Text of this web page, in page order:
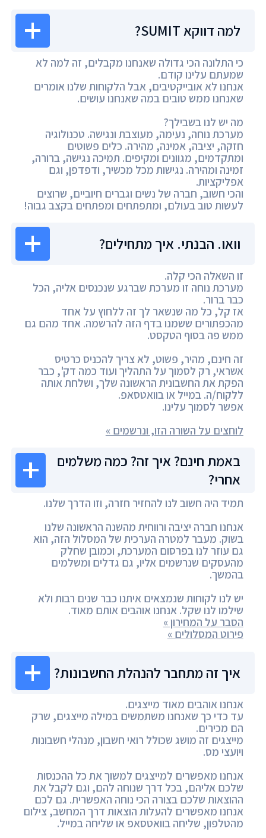
למה דווקא SUMIT?
כי התלונה הכי גדולה שאנחנו מקבלים, זה למה לא
שמעתם עלינו קודם.
אנחנו לא אובייקטיבים, אבל הלקוחות שלנו אומרים
שאנחנו ממש טובים במה שאנחנו עושים.
מה יש לנו בשבילך?
מערכת נוחה, נעימה, מעוצבת ונגישה. טכנולוגיה
חזקה, יציבה, אמינה, מהירה. כלים פשוטים
ומתקדמים, מגוונים ומקיפים. תמיכה נגישה, ברורה,
זמינה ומהירה. נגישות מכל מכשיר, ודפדפן, וגם
אפליקציות.
והכי חשוב, חברה של נשים וגברים חיוביים, שרוצים
לעשות טוב בעולם, ומתפתחים ומפתחים בקצב גבוה!
וואו. הבנתי. איך מתחילים?
זו השאלה הכי קלה.
מערכת נוחה זו מערכת שברגע שנכנסים אליה, הכל
כבר ברור.
אז קל, כל מה שנשאר לך זה ללחוץ על אחד
מהכפתורים ששמנו בדף הזה להרשמה. אחד מהם גם
ממש פה בסוף הטקסט.
זה חינם, מהיר, פשוט, לא צריך להכניס כרטיס
אשראי, רק לסמוך על התהליך ועוד כמה דק', כבר
הפקת את החשבונית הראשונה שלך, ושלחת אותה
ללקוח/ה. במייל או בוואטסאפ.
אפשר לסמוך עלינו.
לוחצים על השורה הזו, ונרשמים »
באמת חינם? איך זה? כמה משלמים
אחרי?
תמיד היה חשוב לנו להחזיר חזרה, וזו הדרך שלנו.
אנחנו חברה יציבה ורווחית מהשנה הראשונה שלנו
בשוק. מעבר למטרה הערכית של המסלול הזה, הוא
גם עוזר לנו בפרסום המערכת, וכמובן שחלק
מהעסקים שנרשמים אליו, גם גדלים ומשלמים
בהמשך.
יש לנו לקוחות שנמצאים איתנו כבר שנים רבות ולא
שילמו לנו שקל. אנחנו אוהבים אותם מאוד.
הסבר על המחירון »
פירוט המסלולים »
איך זה מתחבר להנהלת החשבונות?
אנחנו אוהבים מאוד מייצגים.
עד כדי כך שאנחנו משתמשים במילה מייצגים, שרק
הם מכירים.
מייצגים זה מושג שכולל רואי חשבון, מנהלי חשבונות
ויועצי מס.
אנחנו מאפשרים למייצגים למשוך את כל ההכנסות
שלכם אליהם, בכל דרך שנוחה להם, וגם לקבל את
ההוצאות שלכם בצורה הכי נוחה האפשרית. גם לכם
אנחנו מאפשרים להעלות הוצאות דרך המחשב, צילום
מהטלפון, שליחה בוואטסאפ או שליחה במייל.